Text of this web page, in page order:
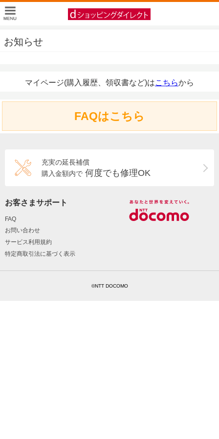
お知らせ
マイページ(購入履歴、領収書など)はこちらから
FAQはこちら
充実の延長補償
購入金額内で 何度でも修理OK
お客さまサポート
FAQ
お問い合わせ
サービス利用規約
特定商取引法に基づく表示
©NTT DOCOMO